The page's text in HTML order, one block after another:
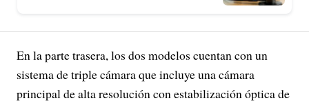
En la parte trasera, los dos modelos cuentan con un
sistema de triple cámara que incluye una cámara
principal de alta resolución con estabilización óptica de